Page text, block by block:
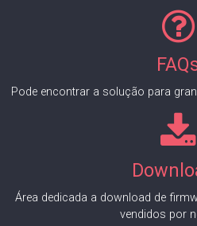
Pode encontrar a solução para
Área dedicada a download de
vendidos por